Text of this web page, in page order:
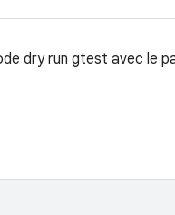
dry run gtest avec le